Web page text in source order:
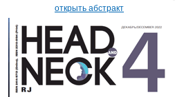
открыть абстракт